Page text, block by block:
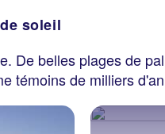
soleil
De belles plages de
témoins de milliers